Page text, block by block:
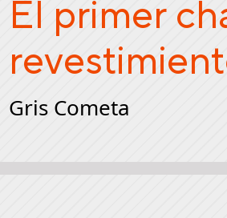
El primer
Gris Cometa